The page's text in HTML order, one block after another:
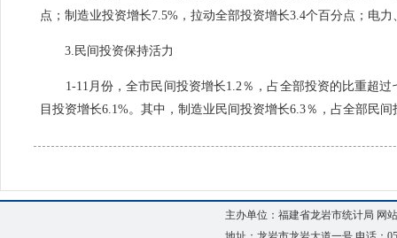
点；制造业投资增长7.5% ，拉动全部投资增长3.4个百分点；电力
3. 民间投资保持活力
1-11月份，全市民间投资增长1.2％，占全部投资的比重超
目投资增长6.1%。其中，制造业民间投资增长6.3％，占全部民